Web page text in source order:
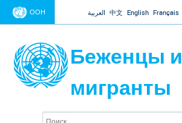
Jump to navigation
ООН العربية 中文 English Français
Беженцы и
мигранты